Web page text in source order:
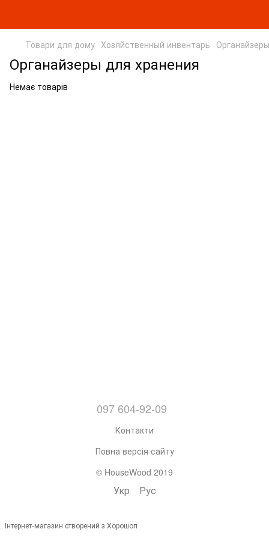
Товари для дому Хозяйственный инвентарь
Органайзеры для хранения
Немає товарів
097 604-92-09
Контакти
Повна версія сайту
© HouseWood 2019
Укр Рус
Інтернет-магазин створений з Хорошоп